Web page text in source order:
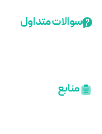
سوالات متداول
منابع